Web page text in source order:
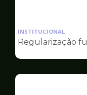
INSTITUCIONAL
Regularização